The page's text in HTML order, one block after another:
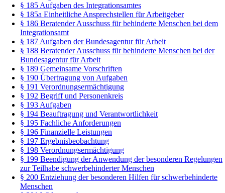
§ 185 Aufgaben des Integrationsamtes
§ 185a Einheitliche Ansprechstellen für Arbeitgeber
§ 186 Beratender Ausschuss für behinderte Menschen bei dem
Integrationsamt
§ 187 Aufgaben der Bundesagentur für Arbeit
§ 188 Beratender Ausschuss für behinderte Menschen bei der
Bundesagentur für Arbeit
§ 189 Gemeinsame Vorschriften
§ 190 Übertragung von Aufgaben
§ 191 Verordnungsermächtigung
§ 192 Begriff und Personenkreis
§ 193 Aufgaben
§ 194 Beauftragung und Verantwortlichkeit
§ 195 Fachliche Anforderungen
§ 196 Finanzielle Leistungen
§ 197 Ergebnisbeobachtung
§ 198 Verordnungsermächtigung
§ 199 Beendigung der Anwendung der besonderen Regelungen
zur Teilhabe schwerbehinderter Menschen
§ 200 Entziehung der besonderen Hilfen für schwerbehinderte
Menschen